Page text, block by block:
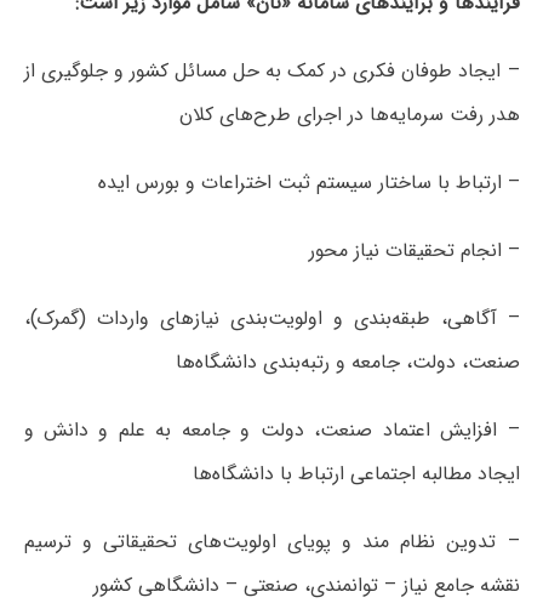
– ایجاد طوفان فکری در کمک به حل مسائل کشور و جلوگیری از
هدر رفت سرمایه‌ها در اجرای طرح‌های کلان
– ارتباط با ساختار سیستم ثبت اختراعات و بورس ایده
– انجام تحقیقات نیاز محور
– آگاهی، طبقه‌بندی و اولویت‌بندی نیازهای واردات (گمرک)،
صنعت، دولت، جامعه و رتبه‌بندی دانشگاه‌ها
– افزایش اعتماد صنعت، دولت و جامعه به علم و دانش و
ایجاد مطالبه اجتماعی ارتباط با دانشگاه‌ها
– تدوین نظام مند و پویای اولویت‌های تحقیقاتی و ترسیم
نقشه جامع نیاز – توانمندی، صنعتی – دانشگاهی کشور